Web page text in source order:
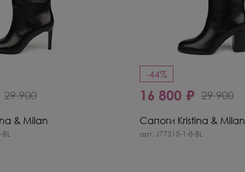
29 900
& Milan
-44%
16 800 ₽ 29 900
Сапоги Kristina & Milan
арт. J77315-1-8-BL